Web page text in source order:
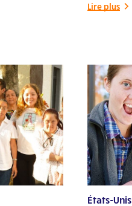
Lire plus
États-Unis